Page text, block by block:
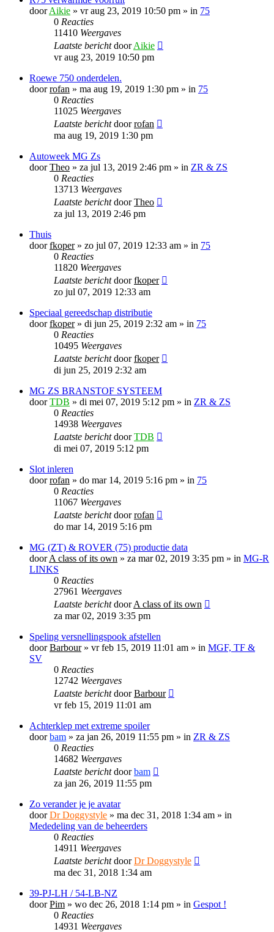
doorAikie » vr aug 23, 2019 10:50 pm » in 75
0 Reacties
11410 Weergaves
Laatste berichtdoorAikie
vr aug 23, 2019 10:50 pm
Roewe 750 onderdelen.
doorrofan » ma aug 19, 2019 1:30 pm » in 75
0 Reacties
11025 Weergaves
Laatste berichtdoorrofan
ma aug 19, 2019 1:30 pm
Autoweek MG Zs
doorTheo » za jul 13, 2019 2:46 pm » in ZR & ZS
0 Reacties
13713 Weergaves
Laatste berichtdoorTheo
za jul 13, 2019 2:46 pm
Thuis
doorfkoper» zo jul 07, 2019 12:33 am » in 75
0 Reacties
11820 Weergaves
Laatste berichtdoorfkoper
zo jul 07, 2019 12:33 am
Speciaal gereedschap distributie
doorfkoper» di jun 25, 2019 2:32 am » in 75
0 Reacties
10495 Weergaves
Laatste berichtdoorfkoper
di jun 25, 2019 2:32 am
MG ZS BRANSTOF SYSTEEM
doorTDB » di mei 07, 2019 5:12 pm » in ZR & ZS
0 Reacties
14938 Weergaves
Laatste berichtdoorTDB
di mei 07, 2019 5:12 pm
Slot inleren
doorrofan » do mar 14, 2019 5:16 pm » in 75
0 Reacties
11067 Weergaves
Laatste berichtdoorrofan
do mar 14, 2019 5:16 pm
MG (ZT) & ROVER (75) productie data
doorA class of its own » za mar 02, 2019 3:35 pm » in MG-R
LINKS
0 Reacties
27961 Weergaves
Laatste berichtdoorA class of its own
za mar 02, 2019 3:35 pm
Speling versnellingspook afstellen
doorBarbour» vr feb 15, 2019 11:01 am » in MGF, TF &
SV
0 Reacties
12742 Weergaves
Laatste berichtdoorBarbour
vr feb 15, 2019 11:01 am
Achterklep met extreme spoiler
doorbam » za jan 26, 2019 11:55 pm » in ZR & ZS
0 Reacties
14682 Weergaves
Laatste berichtdoorbam
za jan 26, 2019 11:55 pm
Zo verander je je avatar
doorDr Doggystyle » ma dec 31, 2018 1:34 am » in
Mededeling van de beheerders
0 Reacties
14911 Weergaves
Laatste berichtdoorDr Doggystyle
ma dec 31, 2018 1:34 am
39-PJ-LH / 54-LB-NZ
doorPim » wo dec 26, 2018 1:14 pm » in Gespot !
0 Reacties
14931 Weergaves